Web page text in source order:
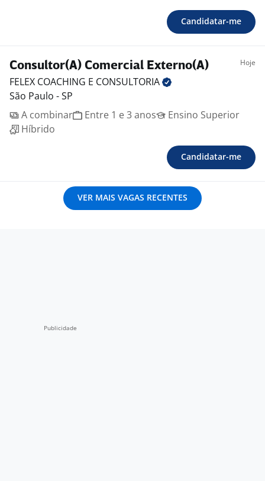
Candidatar-me
Consultor(A) Comercial Externo(A) Hoje
FELEX COACHING E CONSULTORIA
São Paulo - SP
A combinar
Entre 1 e 3 anos
Ensino Superior
Híbrido
Candidatar-me
VER MAIS VAGAS RECENTES